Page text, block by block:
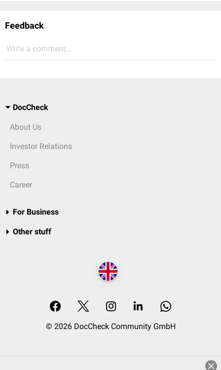
Feedback
Write a comment...
DocCheck
About Us
Investor Relations
Press
Career
For Business
Other stuff
© 2026 DocCheck Community GmbH